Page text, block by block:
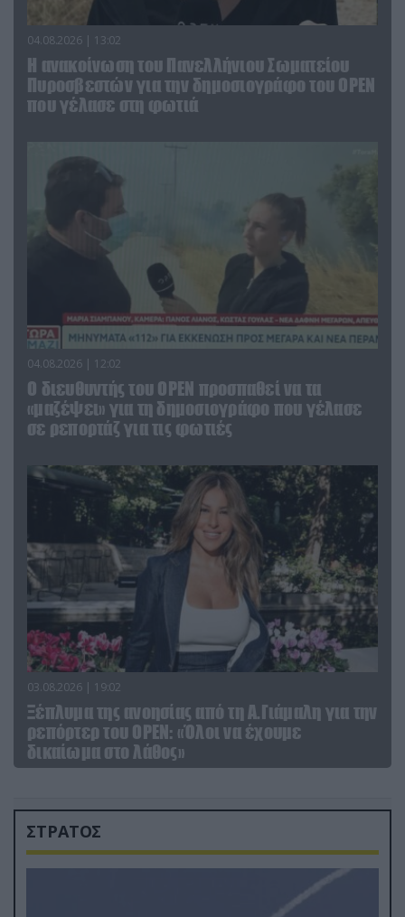
04.08.2026 | 13:02
Η ανακοίνωση του Πανελλήνιου Σωματείου
Πυροσβεστών για την δημοσιογράφο του OPEN
που γέλασε στη φωτιά
04.08.2026 | 12:02
O διευθυντής του OPEN προσπαθεί να τα
«μαζέψει» για τη δημοσιογράφο που γέλασε
σε ρεπορτάζ για τις φωτιές
03.08.2026 | 19:02
Ξέπλυμα της ανοησίας από τη Α.Γιάμαλη για την
ρεπόρτερ του ΟΡΕΝ: «Όλοι να έχουμε
δικαίωμα στο λάθος»
ΣΤΡΑΤΟΣ